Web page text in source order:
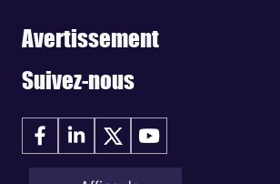
Avertissement
Suivez-nous